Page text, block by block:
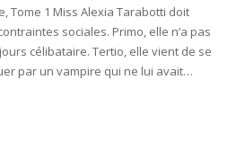
Tome 1 Miss Alexia Tarabotti doit
sociales. Primo, elle n’a pas
célibataire. Tertio, elle vient de se
par un vampire qui ne lui avait…